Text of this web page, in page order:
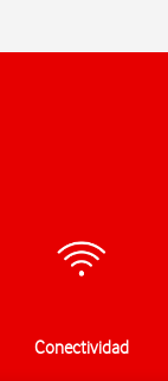
Conectividad